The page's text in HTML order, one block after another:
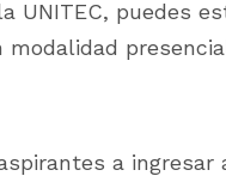
UNITEC, puedes
a